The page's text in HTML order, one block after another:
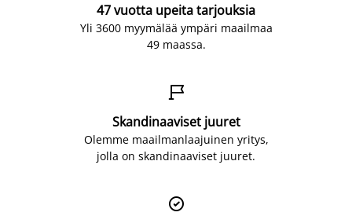
47 vuotta upeita tarjouksia
Yli 3600 myymälää ympäri maailmaa
49 maassa.

Skandinaaviset juuret
Olemme maailmanlaajuinen yritys,
jolla on skandinaaviset juuret.
